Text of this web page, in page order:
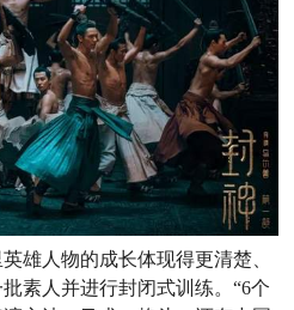
雄人物的成长体现得更清楚、
素人并进行封闭式训练。“6个